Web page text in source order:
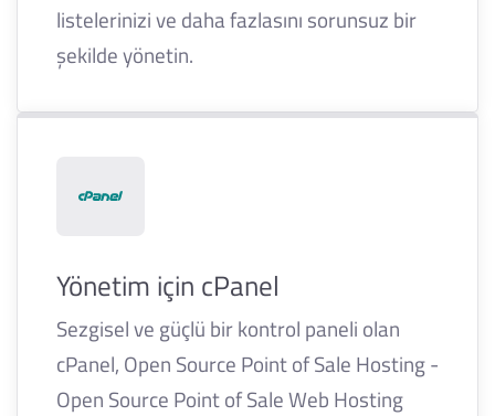
listelerinizi ve daha fazlasını sorunsuz bir
şekilde yönetin.
Yönetim için cPanel
Sezgisel ve güçlü bir kontrol paneli olan
cPanel, Open Source Point of Sale Hosting -
Open Source Point of Sale Web Hosting